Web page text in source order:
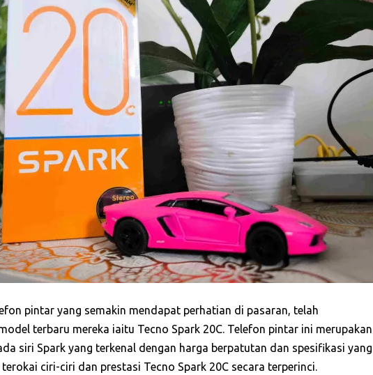
pintar yang semakin mendapat perhatian di pasaran, telah
terbaru mereka iaitu Tecno Spark 20C. Telefon pintar ini merupakan
siri Spark yang terkenal dengan harga berpatutan dan spesifikasi yang
ciri-ciri dan prestasi Tecno Spark 20C secara terperinci.